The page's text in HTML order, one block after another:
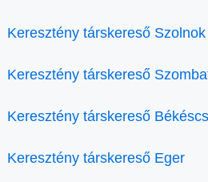
Keresztény társkereső Szolnok
Keresztény társkereső
Keresztény társkereső
Keresztény társkereső Eger